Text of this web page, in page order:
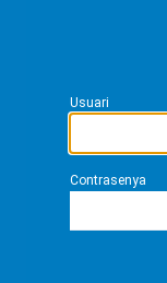
Usuari
Contrasenya